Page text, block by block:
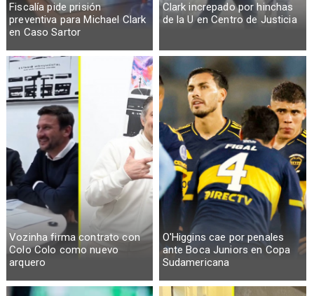
Fiscalía pide prisión
preventiva para Michael Clark
en Caso Sartor
Clark increpado por hinchas
de la U en Centro de Justicia
Vozinha firma contrato con
Colo Colo como nuevo
arquero
O'Higgins cae por penales
ante Boca Juniors en Copa
Sudamericana